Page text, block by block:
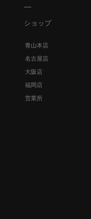
ショップ
青山本店
名古屋店
大阪店
福岡店
営業所